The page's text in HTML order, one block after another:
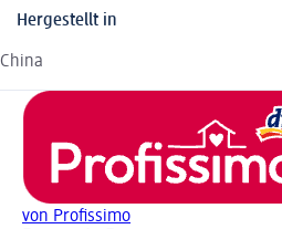
Hergestellt in
China
von Profissimo